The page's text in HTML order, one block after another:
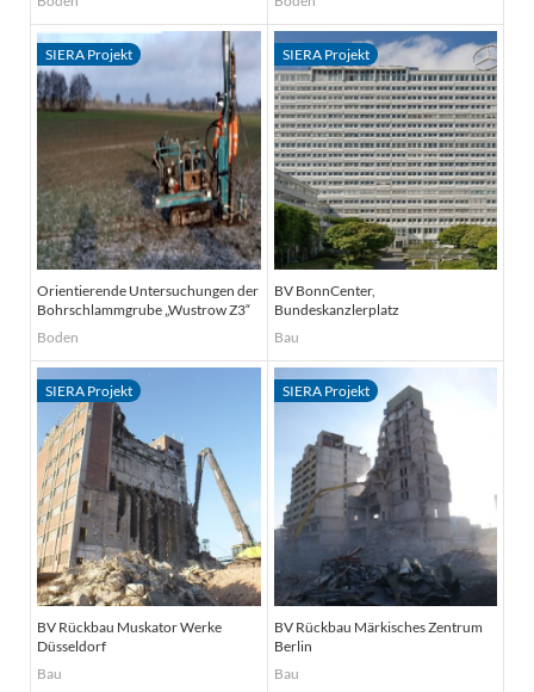
Orientierende Untersuchungen der
Bohrschlammgrube „Wustrow Z3“
Boden
BV BonnCenter,
Bundeskanzlerplatz
Bau
BV Rückbau Muskator Werke
Düsseldorf
Bau
BV Rückbau Märkisches Zentrum
Berlin
Bau